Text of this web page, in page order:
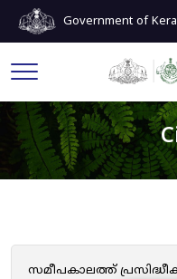
Government of
സമീപകാലത്ത്